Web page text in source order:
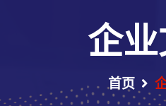
企
首页